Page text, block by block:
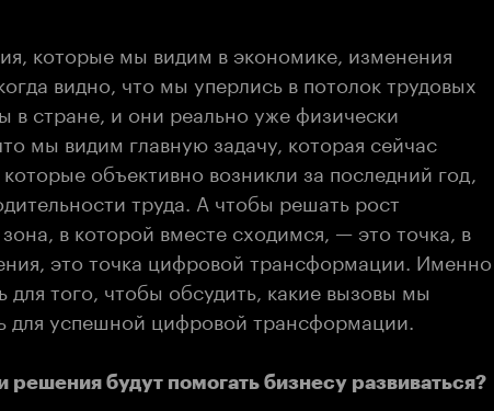
которые мы видим в экономике, изменения
видно, что мы уперлись в потолок трудовых
в стране, и они реально уже физически
мы видим главную задачу, которая сейчас
объективно возникли за последний год,
труда. А чтобы решать рост
в которой вместе сходимся, — это точка, в
это точка цифровой трансформации. Именно
для того, чтобы обсудить, какие вызовы мы
для успешной цифровой трансформации.
решения будут помогать бизнесу развиваться?